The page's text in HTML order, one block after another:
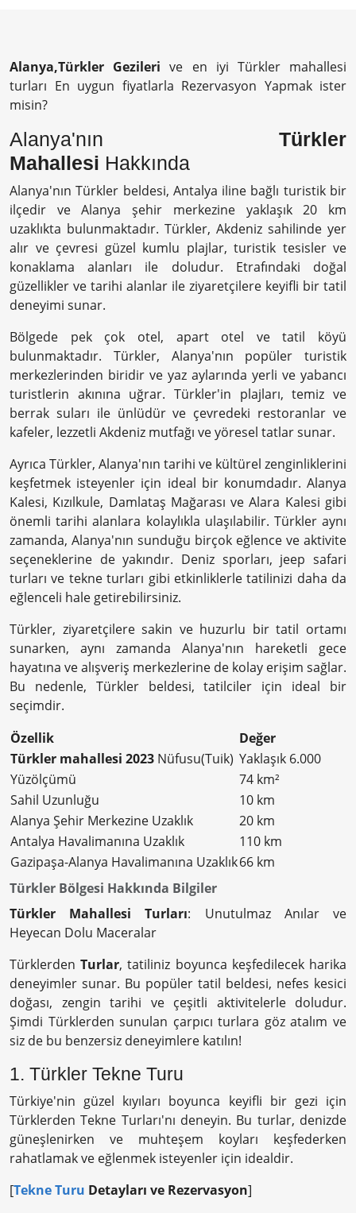
Alanya,Türkler Gezileri ve en iyi Türkler mahallesi
turları En uygun fiyatlarla Rezervasyon Yapmak ister
misin?
Alanya'nın Türkler
Mahallesi Hakkında
Alanya'nın Türkler beldesi, Antalya iline bağlı turistik bir
ilçedir ve Alanya şehir merkezine yaklaşık 20 km
uzaklıkta bulunmaktadır. Türkler, Akdeniz sahilinde yer
alır ve çevresi güzel kumlu plajlar, turistik tesisler ve
konaklama alanları ile doludur. Etrafındaki doğal
güzellikler ve tarihi alanlar ile ziyaretçilere keyifli bir tatil
deneyimi sunar.
Bölgede pek çok otel, apart otel ve tatil köyü
bulunmaktadır. Türkler, Alanya'nın popüler turistik
merkezlerinden biridir ve yaz aylarında yerli ve yabancı
turistlerin akınına uğrar. Türkler'in plajları, temiz ve
berrak suları ile ünlüdür ve çevredeki restoranlar ve
kafeler, lezzetli Akdeniz mutfağı ve yöresel tatlar sunar.
Ayrıca Türkler, Alanya'nın tarihi ve kültürel zenginliklerini
keşfetmek isteyenler için ideal bir konumdadır. Alanya
Kalesi, Kızılkule, Damlataş Mağarası ve Alara Kalesi gibi
önemli tarihi alanlara kolaylıkla ulaşılabilir. Türkler aynı
zamanda, Alanya'nın sunduğu birçok eğlence ve aktivite
seçeneklerine de yakındır. Deniz sporları, jeep safari
turları ve tekne turları gibi etkinliklerle tatilinizi daha da
eğlenceli hale getirebilirsiniz.
Türkler, ziyaretçilere sakin ve huzurlu bir tatil ortamı
sunarken, aynı zamanda Alanya'nın hareketli gece
hayatına ve alışveriş merkezlerine de kolay erişim sağlar.
Bu nedenle, Türkler beldesi, tatilciler için ideal bir
seçimdir.
Türkler Bölgesi Hakkında Bilgiler
Özellik
Değer
Türkler mahallesi 2023 Nüfusu(Tuik) Yaklaşık 6.000
Yüzölçümü
74 km²
Sahil Uzunluğu
10 km
Alanya Şehir Merkezine Uzaklık
20 km
Antalya Havalimanına Uzaklık
110 km
Gazipaşa-Alanya Havalimanına Uzaklık66 km
Türkler Mahallesi Turları: Unutulmaz Anılar ve
Heyecan Dolu Maceralar
Türklerden Turlar, tatiliniz boyunca keşfedilecek harika
deneyimler sunar. Bu popüler tatil beldesi, nefes kesici
doğası, zengin tarihi ve çeşitli aktivitelerle doludur.
Şimdi Türklerden sunulan çarpıcı turlara göz atalım ve
siz de bu benzersiz deneyimlere katılın!
1. Türkler Tekne Turu
Türkiye'nin güzel kıyıları boyunca keyifli bir gezi için
Türklerden Tekne Turları'nı deneyin. Bu turlar, denizde
güneşlenirken ve muhteşem koyları keşfederken
rahatlamak ve eğlenmek isteyenler için idealdir.
[Tekne Turu Detayları ve Rezervasyon]